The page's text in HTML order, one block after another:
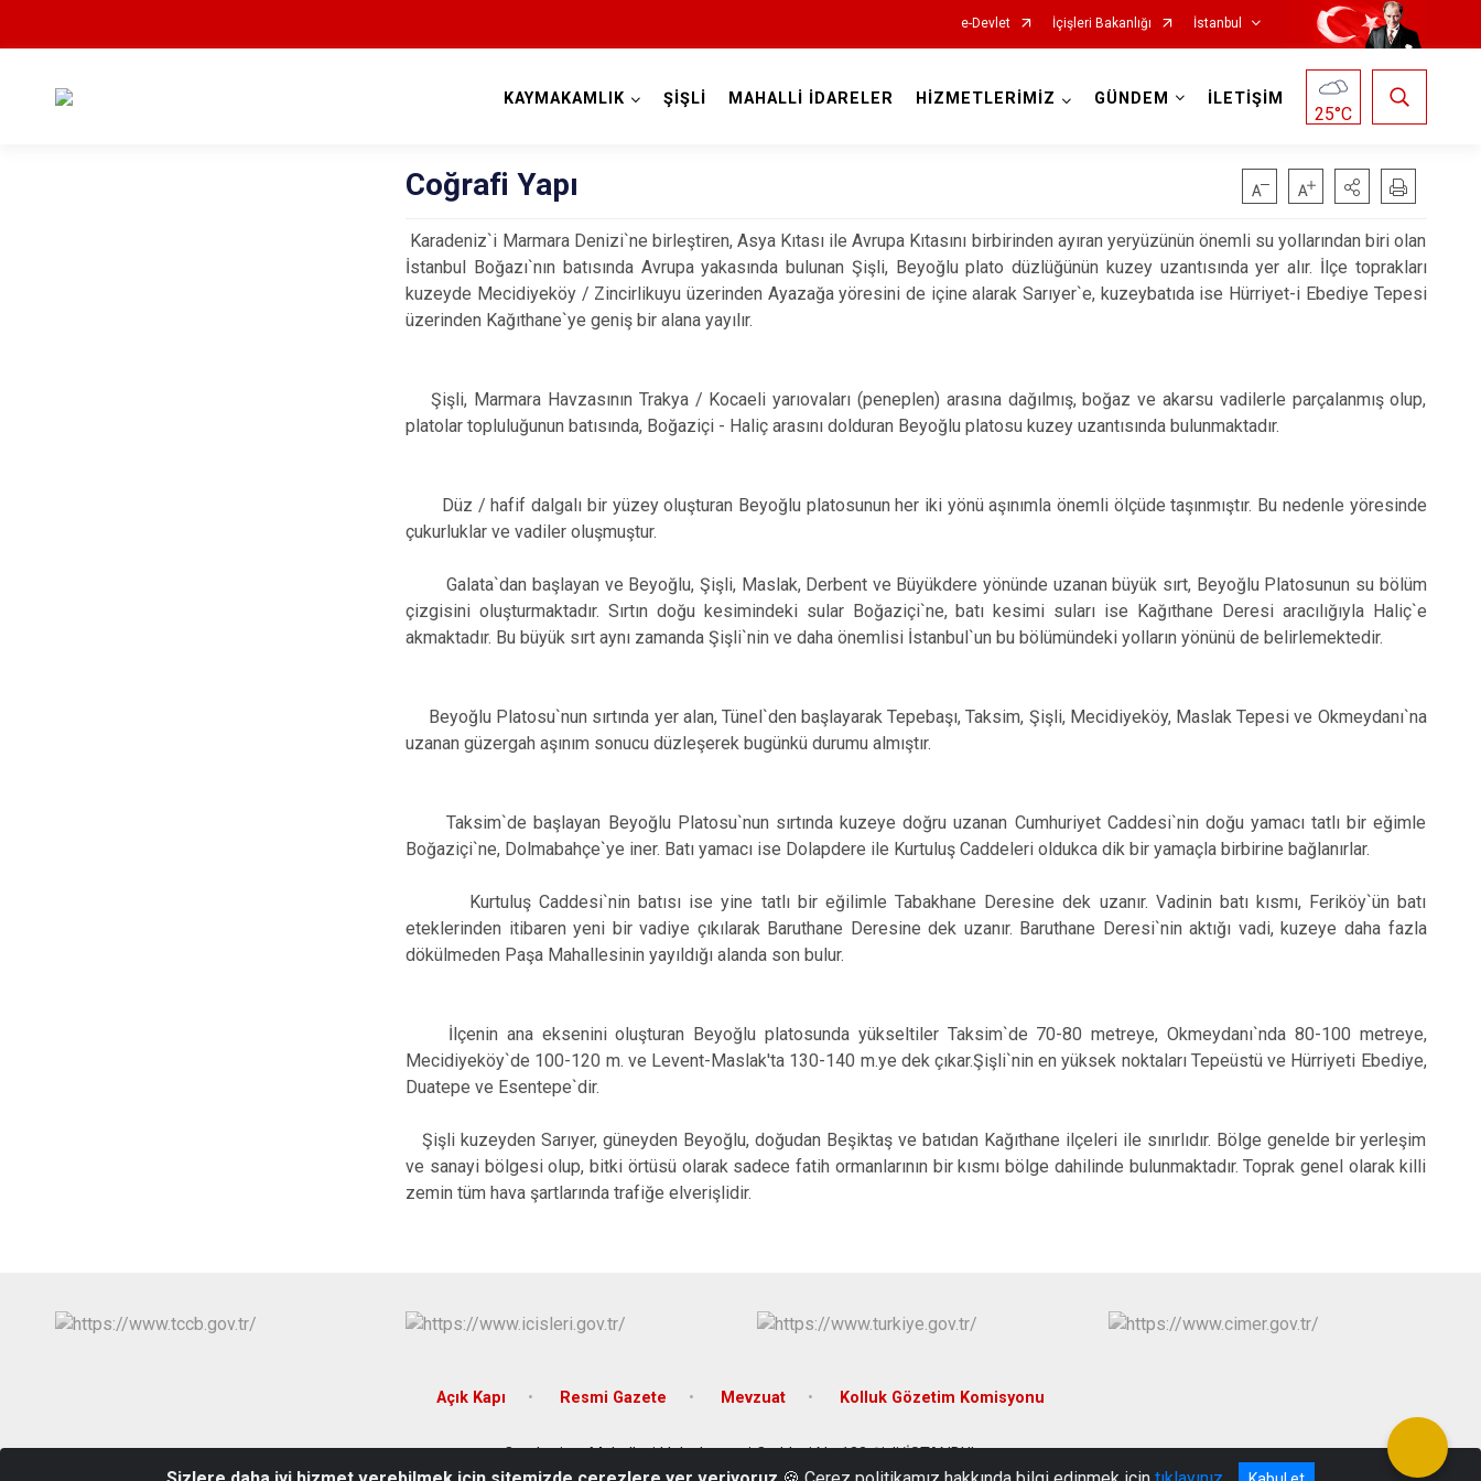
e-Devlet İçişleri Bakanlığı İstanbul
Adalar
Avcılar
Bağcılar
Bayrampaşa
Beykoz
Çatalca
Esenler
Fatih
Gaziosmanpaşa
Güngören
Kartal
Maltepe
Şile
Silivri
Sultanbeyli
Tuzla
Ümraniye
Arnavutköy
Başakşehir
Esenyurt
Sancaktepe
KAYMAKAMLIK ŞİŞLİ MAHALLİ İDARELER HİZMETLERİMİZ GÜNDEM İLETİŞİM
25°C
Coğrafi Yapı
Karadeniz`i Marmara Denizi`ne birleştiren, Asya Kıtası ile Avrupa Kıtasını birbirinden ayıran yeryüzünün önemli su yollarından biri olan
İstanbul Boğazı`nın batısında Avrupa yakasında bulunan Şişli, Beyoğlu plato düzlüğünün kuzey uzantısında yer alır. İlçe toprakları
kuzeyde Mecidiyeköy / Zincirlikuyu üzerinden Ayazağa yöresini de içine alarak Sarıyer`e, kuzeybatıda ise Hürriyet-i Ebediye Tepesi
üzerinden Kağıthane`ye geniş bir alana yayılır.
Şişli, Marmara Havzasının Trakya / Kocaeli yarıovaları (peneplen) arasına dağılmış, boğaz ve akarsu vadilerle parçalanmış olup,
platolar topluluğunun batısında, Boğaziçi - Haliç arasını dolduran Beyoğlu platosu kuzey uzantısında bulunmaktadır.
Düz / hafif dalgalı bir yüzey oluşturan Beyoğlu platosunun her iki yönü aşınımla önemli ölçüde taşınmıştır. Bu nedenle yöresinde
çukurluklar ve vadiler oluşmuştur.
Galata`dan başlayan ve Beyoğlu, Şişli, Maslak, Derbent ve Büyükdere yönünde uzanan büyük sırt, Beyoğlu Platosunun su bölüm
çizgisini oluşturmaktadır. Sırtın doğu kesimindeki sular Boğaziçi`ne, batı kesimi suları ise Kağıthane Deresi aracılığıyla Haliç`e
akmaktadır. Bu büyük sırt aynı zamanda Şişli`nin ve daha önemlisi İstanbul`un bu bölümündeki yolların yönünü de belirlemektedir.
Beyoğlu Platosu`nun sırtında yer alan, Tünel`den başlayarak Tepebaşı, Taksim, Şişli, Mecidiyeköy, Maslak Tepesi ve Okmeydanı`na
uzanan güzergah aşınım sonucu düzleşerek bugünkü durumu almıştır.
Taksim`de başlayan Beyoğlu Platosu`nun sırtında kuzeye doğru uzanan Cumhuriyet Caddesi`nin doğu yamacı tatlı bir eğimle
Boğaziçi`ne, Dolmabahçe`ye iner. Batı yamacı ise Dolapdere ile Kurtuluş Caddeleri oldukca dik bir yamaçla birbirine bağlanırlar.
Kurtuluş Caddesi`nin batısı ise yine tatlı bir eğilimle Tabakhane Deresine dek uzanır. Vadinin batı kısmı, Feriköy`ün batı
eteklerinden itibaren yeni bir vadiye çıkılarak Baruthane Deresine dek uzanır. Baruthane Deresi`nin aktığı vadi, kuzeye daha fazla
dökülmeden Paşa Mahallesinin yayıldığı alanda son bulur.
İlçenin ana eksenini oluşturan Beyoğlu platosunda yükseltiler Taksim`de 70-80 metreye, Okmeydanı`nda 80-100 metreye,
Mecidiyeköy`de 100-120 m. ve Levent-Maslak'ta 130-140 m.ye dek çıkar.Şişli`nin en yüksek noktaları Tepeüstü ve Hürriyeti Ebediye,
Duatepe ve Esentepe`dir.
Şişli kuzeyden Sarıyer, güneyden Beyoğlu, doğudan Beşiktaş ve batıdan Kağıthane ilçeleri ile sınırlıdır. Bölge genelde bir yerleşim
ve sanayi bölgesi olup, bitki örtüsü olarak sadece fatih ormanlarının bir kısmı bölge dahilinde bulunmaktadır. Toprak genel olarak killi
zemin tüm hava şartlarında trafiğe elverişlidir.
Açık Kapı Resmi Gazete Mevzuat Kolluk Gözetim Komisyonu
Cumhuriyet Mahallesi Halaskargazi Caddesi No:133 Şişli/İSTANBUL